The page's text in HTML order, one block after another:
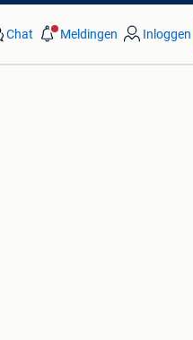
Chat Meldingen Inloggen